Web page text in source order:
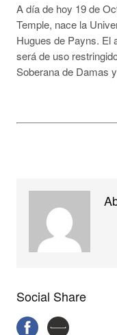
A día de hoy 19 de
Temple, nace la
Hugues de Payns. El
será de uso
Soberana de Damas
Social Share